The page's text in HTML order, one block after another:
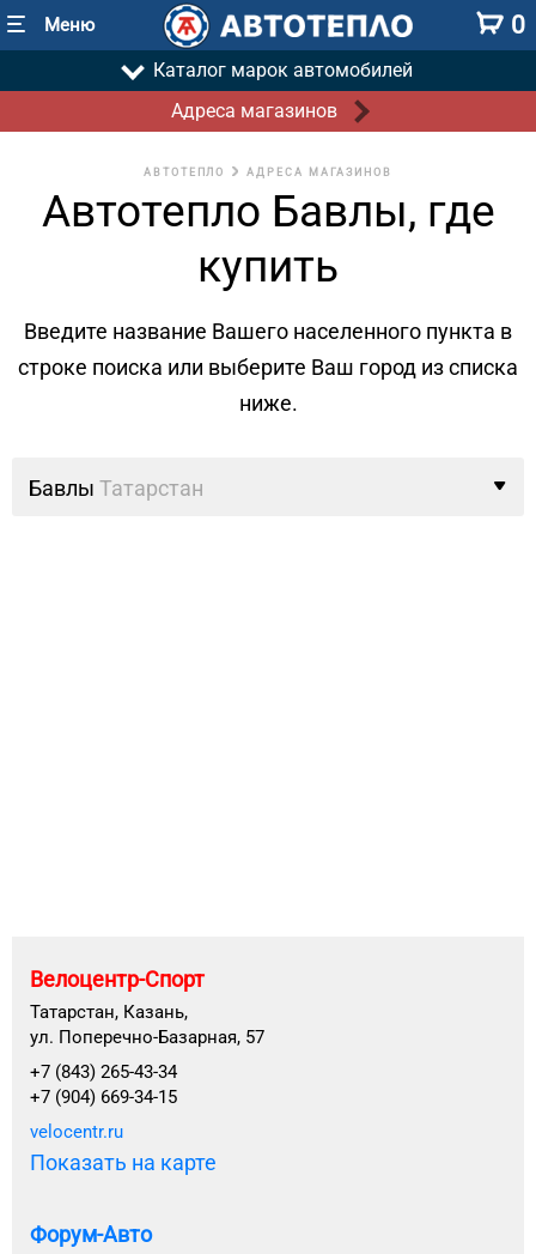
Меню 0
Каталог марок автомобилей
Адреса магазинов
АВТОТЕПЛО АДРЕСА МАГАЗИНОВ
Автотепло Бавлы, где
купить
Введите название Вашего населенного пункта в
строке поиска или выберите Ваш город из списка
ниже.
Бавлы Татарстан
Велоцентр-Спорт
Татарстан, Казань,
ул. Поперечно-Базарная, 57
+7 (843) 265-43-34
+7 (904) 669-34-15
velocentr.ru
Показать на карте
Форум-Авто